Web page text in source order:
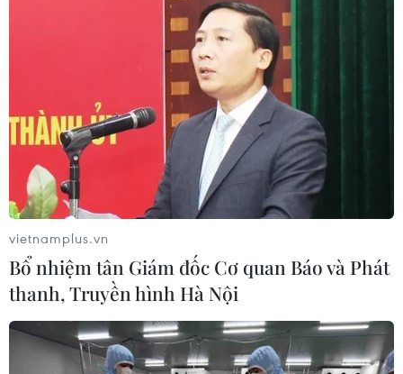
TP.HCM có thêm một bệnh viện chuyên
điều trị bệnh nhân COVID-19
16/06/2021 05:47
Bệnh viện Trưng Vương ở Thành phố Hồ Chí Minh, có
quy mô 1.000 giường bệnh, đã sẵn sàng chuyển đổi
công năng để trở thành nơi tiếp nhận điều trị bệnh nhân
COVID-19.
vietnamplus.vn
Bổ nhiệm tân Giám đốc Cơ quan Báo và Phát
thanh, Truyền hình Hà Nội